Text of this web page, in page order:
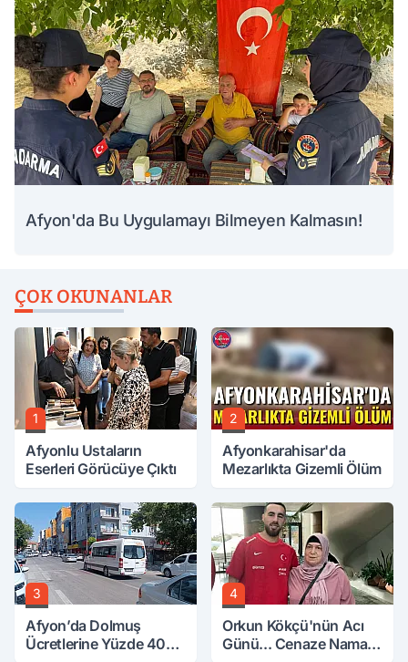
Afyon'da Bu Uygulamayı Bilmeyen Kalmasın!
ÇOK OKUNANLAR
1
Afyonlu Ustaların
Eserleri Görücüye Çıktı
2
Afyonkarahisar'da
Mezarlıkta Gizemli Ölüm
3
Afyon’da Dolmuş
Ücretlerine Yüzde 40
4
Orkun Kökçü'nün Acı
Günü... Cenaze Namazı